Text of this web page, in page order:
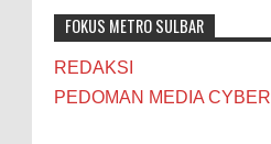
FOKUS METRO SULBAR
REDAKSI
PEDOMAN MEDIA CYBER